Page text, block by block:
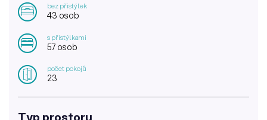
bez přistýlek
43 osob
s přistýlkami
57 osob
počet pokojů
23